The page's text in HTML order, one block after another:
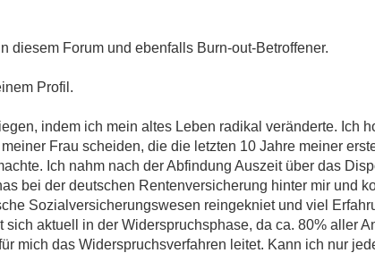
diesem Forum und ebenfalls Burn-out-Betroffener.
Profil.
indem ich mein altes Leben radikal veränderte. Ich
Frau scheiden, die die letzten 10 Jahre meiner
Ich nahm nach der Abfindung Auszeit über das
bei der deutschen Rentenversicherung hinter mir und
Sozialversicherungswesen reingekniet und viel
aktuell in der Widerspruchsphase, da ca. 80% aller
mich das Widerspruchsverfahren leitet. Kann ich nur